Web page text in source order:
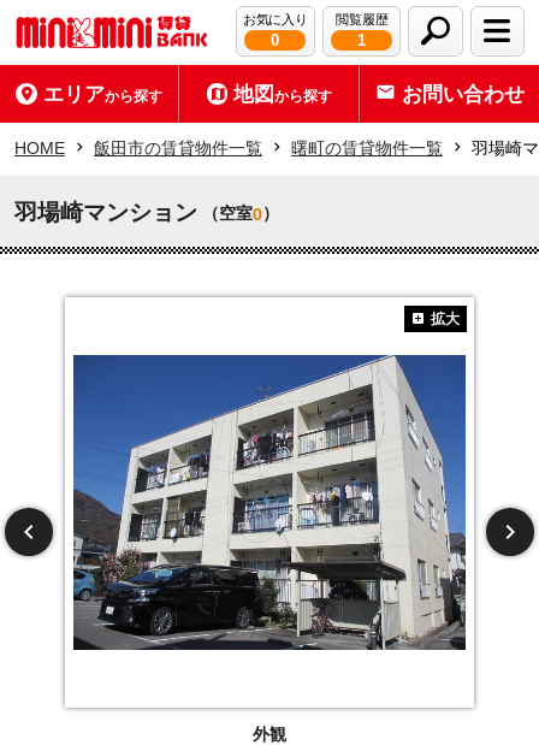
お気に入り
0
閲覧履歴
1
エリアから探す 地図から探す お問い合わせ
HOME 飯田市の賃貸物件一覧 曙町の賃貸物件一覧 羽場崎
羽場崎マンション （空室0）
外観
拡大